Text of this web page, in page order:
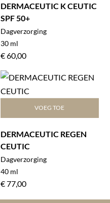
DERMACEUTIC K CEUTIC
SPF 50+
Dagverzorging
30 ml
€60,00
VOEG TOE
DERMACEUTIC REGEN
CEUTIC
Dagverzorging
40 ml
€77,00